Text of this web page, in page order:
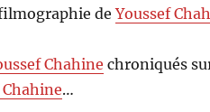
deYoussef
Chahine chroniqués
…